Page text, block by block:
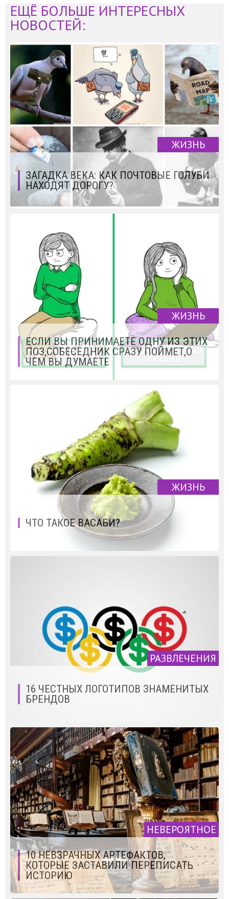
ЕЩЁ БОЛЬШЕ ИНТЕРЕСНЫХ
НОВОСТЕЙ:
ЖИЗНЬ
ЗАГАДКА ВЕКА: КАК ПОЧТОВЫЕ ГОЛУБИ
НАХОДЯТ ДОРОГУ?
ЖИЗНЬ
ЕСЛИ ВЫ ПРИНИМАЕТЕ ОДНУ ИЗ ЭТИХ
ПОЗ,СОБЕСЕДНИК СРАЗУ ПОЙМЕТ,О
ЧЕМ ВЫ ДУМАЕТЕ
ЖИЗНЬ
ЧТО ТАКОЕ ВАСАБИ?
РАЗВЛЕЧЕНИЯ
16 ЧЕСТНЫХ ЛОГОТИПОВ ЗНАМЕНИТЫХ
БРЕНДОВ
НЕВЕРОЯТНОЕ
10 НЕВЗРАЧНЫХ АРТЕФАКТОВ,
КОТОРЫЕ ЗАСТАВИЛИ ПЕРЕПИСАТЬ
ИСТОРИЮ